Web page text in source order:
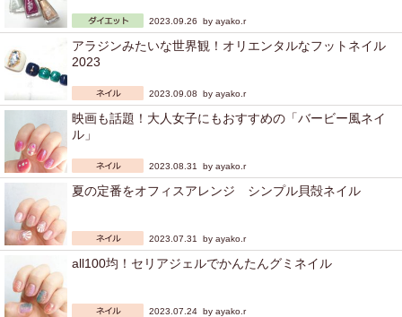
2023.09.26 by ayako.r
アラジンみたいな世界観！オリエンタルなフットネイル
2023
2023.09.08 by ayako.r
映画も話題！大人女子にもおすすめの「バービー風ネイ
ル」
2023.08.31 by ayako.r
夏の定番をオフィスアレンジ シンプル貝殻ネイル
2023.07.31 by ayako.r
all100均！セリアジェルでかんたんグミネイル
2023.07.24 by ayako.r